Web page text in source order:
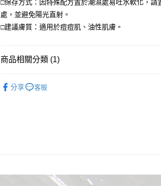
□保存方式：因特殊配方置於潮濕處易吐水軟化，請
處，並避免陽光直射。
□建議膚質：適用於痘痘肌、油性肌膚。
商品相關分類 (1)
分享
客服